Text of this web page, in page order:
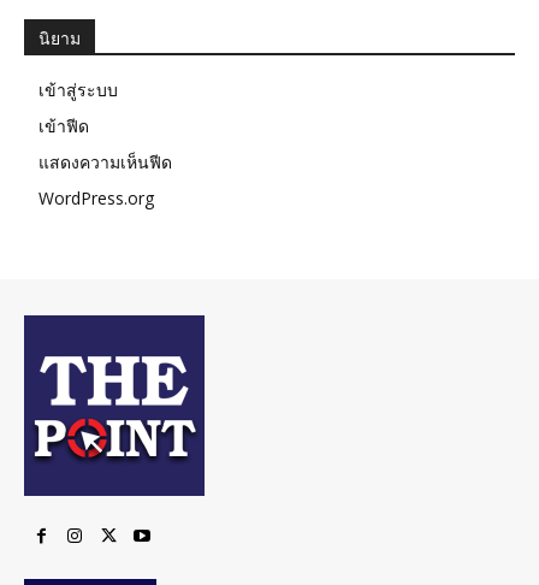
นิยาม
เข้าสู่ระบบ
เข้าฟีด
แสดงความเห็นฟีด
WordPress.org